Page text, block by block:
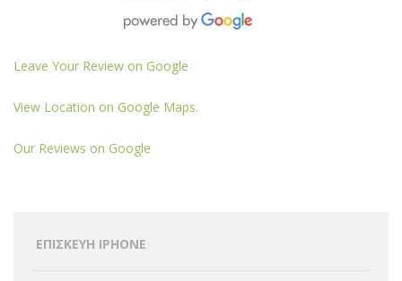
Leave Your Review on Google
View Location on Google Maps.
Our Reviews on Google
ΕΠΙΣΚΕΥΗ IPHONE